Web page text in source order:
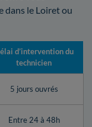
dans le Loiret ou
d’intervention du
technicien
5 jours ouvrés
Entre 24 à 48h